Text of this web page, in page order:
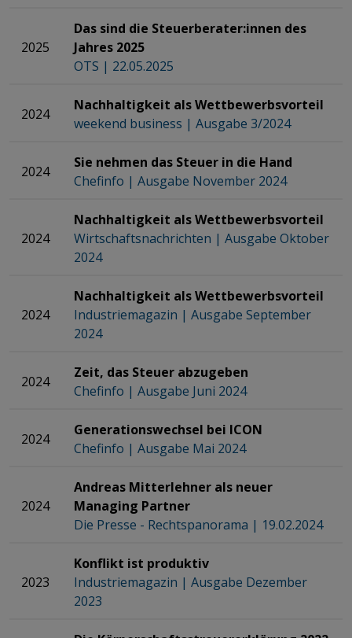
2025
Das sind die Steuerberater:innen des
Jahres 2025​​​​​​​​​​​​​​​​​​​​​​​​​​​​​​​​​​​​​​​​​​
OTS | 22.05.2025
2024
Nachhaltigkeit als Wettbewerbsvorteil
weekend business | Ausgabe 3/2024
2024
Sie nehmen das Steuer in die Hand
Chefinfo | Ausgabe November 2024
2024
Nachhaltigkeit als Wettbewerbsvorteil​​​​​​​​​​​​​​​​​​​​​​​​​​​​​​​​​​​
Wirtschaftsnachrichten | Ausgabe Oktober
2024
2024
Nachhaltigkeit als Wettbewerbsvorteil​​​​​​​​​​​​​​​​​​​​​​​​​​​​​​​​​​​
Industriemagazin | Ausgabe September
2024
2024
Zeit, das Steuer abzugeben
Chefinfo | Ausgabe Juni 2024
2024
Generationswechsel bei ICON
Chefinfo | Ausgabe Mai 2024
2024
Andreas Mitterlehner als neuer
Managing Partner
Die Presse - Rechtspanorama | 19.02.2024
2023
Konflikt ist produktiv
Industriemagazin | Ausgabe Dezember
2023